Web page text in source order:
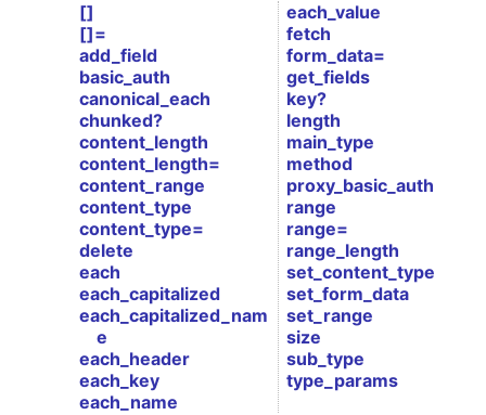
[]
[]=
add_field
basic_auth
canonical_each
chunked?
content_length
content_length=
content_range
content_type
content_type=
delete
each
each_capitalized
each_capitalized_nam
e
each_header
each_key
each_name
each_value
fetch
form_data=
get_fields
key?
length
main_type
method
proxy_basic_auth
range
range=
range_length
set_content_type
set_form_data
set_range
size
sub_type
type_params